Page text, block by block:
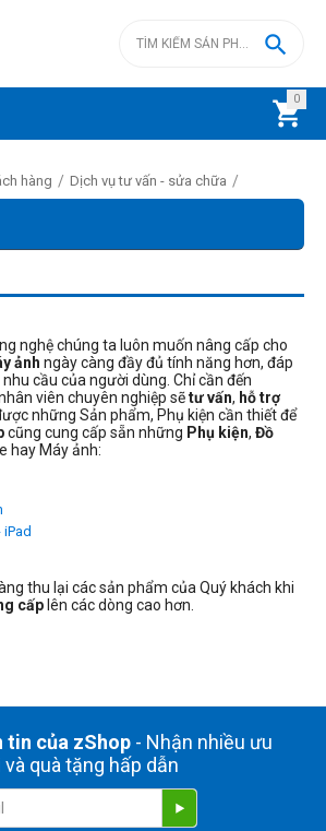
0


hàng / Dịch vụ tư vấn - sửa chữa /
nghệ chúng ta luôn muốn nâng cấp cho
ảnh ngày càng đầy đủ tính năng hơn, đáp
cầu của người dùng. Chỉ cần đến
viên chuyên nghiệp sẽtư vấn, hỗ trợ
những Sản phẩm, Phụ kiện cần thiết để
cũng cung cấp sẵn những Phụ kiện, Đồ
hay Máy ảnh:
iPad
thu lại các sản phẩm của Quý khách khi
cấp lên các dòng cao hơn.
tin của zShop- Nhận nhiều ưu
và quà tặng hấp dẫn